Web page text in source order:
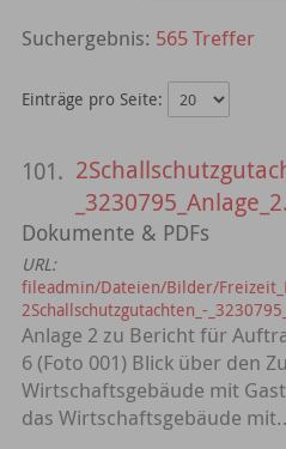
565 Treffer
Einträge pro Seite:
101.
Dokumente & PDFs
URL:
fileadmin/Dateien/Bilder/
2Schallschutzgutachten_-
Anlage 2 zu Bericht für
6 (Foto 001) Blick über den
Wirtschaftsgebäude mit
das Wirtschaftsgebäude